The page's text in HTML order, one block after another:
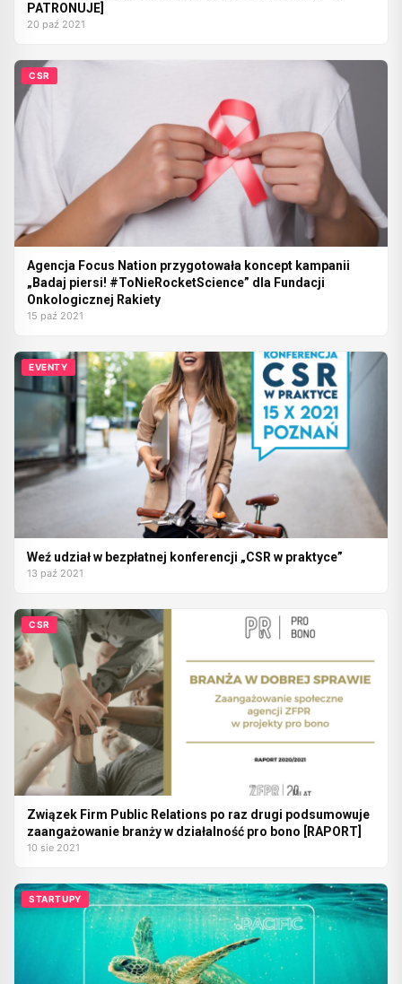
PATRONUJE]
20 paź 2021
CSR
Agencja Focus Nation przygotowała koncept kampanii
„Badaj piersi! #ToNieRocketScience” dla Fundacji
Onkologicznej Rakiety
15 paź 2021
EVENTY
Weź udział w bezpłatnej konferencji „CSR w praktyce”
13 paź 2021
CSR
Związek Firm Public Relations po raz drugi podsumowuje
zaangażowanie branży w działalność pro bono [RAPORT]
10 sie 2021
STARTUPY